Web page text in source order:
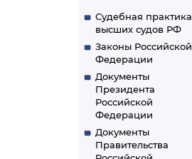
Судебная практика
высших судов РФ
Законы Российской
Федерации
Документы
Президента
Российской
Федерации
Документы
Правительства